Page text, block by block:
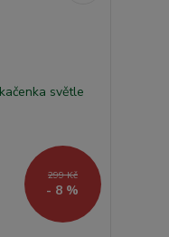
299 Kč
- 8 %